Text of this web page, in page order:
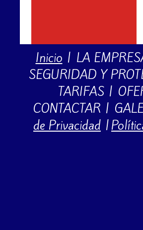
Inicio | LA
SEGURIDAD Y
TARIFAS|
CONTACTAR |
de Privacidad |